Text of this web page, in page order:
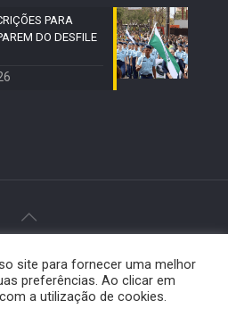
PARA
DO DESFILE
os direitos reservados |
por
Elemento Visual
site para fornecer uma melhor
preferências. Ao clicar em
a utilização de cookies.